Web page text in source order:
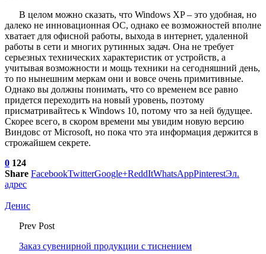
В целом можно сказать, что Windows XP – это удобная, но
далеко не инновационная ОС, однако ее возможностей вполне
хватает для офисной работы, выхода в интернет, удаленной
работы в сети и многих рутинных задач. Она не требует
серьезных технических характеристик от устройств, а
учитывая возможности и мощь техники на сегодняшний день,
то по нынешним меркам они и вовсе очень примитивные.
Однако вы должны понимать, что со временем все равно
придется переходить на новый уровень, поэтому
присматривайтесь к Windows 10, потому что за ней будущее.
Скорее всего, в скором времени мы увидим новую версию
Виндовс от Microsoft, но пока что эта информация держится в
строжайшем секрете.
0 124
Share FacebookTwitterGoogle+ReddItWhatsAppPinterestЭл.
адрес
Денис
Prev Post
Заказ сувенирной продукции с тиснением